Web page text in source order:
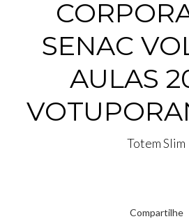
SENAC
AULAS
Totem Slim
Compartilhe